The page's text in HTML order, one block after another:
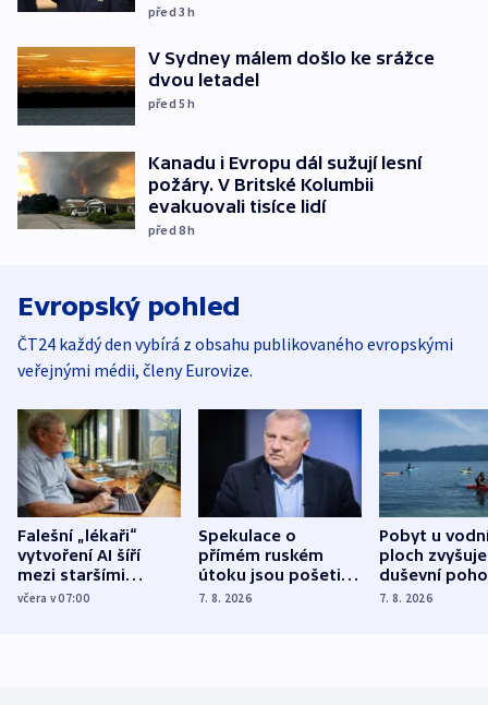
před 3h
V Sydney málem došlo ke srážce
dvou letadel
před 5h
Kanadu i Evropu dál sužují lesní
požáry. V Britské Kolumbii
evakuovali tisíce lidí
před 8h
Evropský pohled
ČT24 každý den vybírá z obsahu publikovaného evropskými
veřejnými médii, členy Eurovize.
Falešní „lékaři“
vytvoření AI šíří
mezi staršími
Poláky nebezpečné
včera v 07:00
Spekulace o
přímém ruském
útoku jsou pošetilé,
míní estonský
7. 8. 2026
Pobyt u
ploch zvyšuje
duševní
ukázala
7. 8. 2026